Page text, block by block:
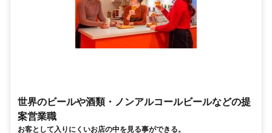
世界のビールや酒類・ノンアルコールビールなどの提
案営業職
お客として入りにくいお店の中を見る事ができる。